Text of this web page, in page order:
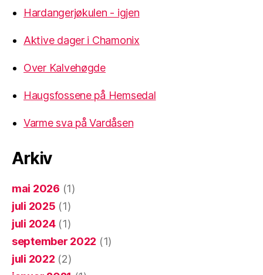
Hardangerjøkulen - igjen
Aktive dager i Chamonix
Over Kalvehøgde
Haugsfossene på Hemsedal
Varme sva på Vardåsen
Arkiv
mai 2026 (1)
juli 2025 (1)
juli 2024(1)
september 2022 (1)
juli 2022 (2)